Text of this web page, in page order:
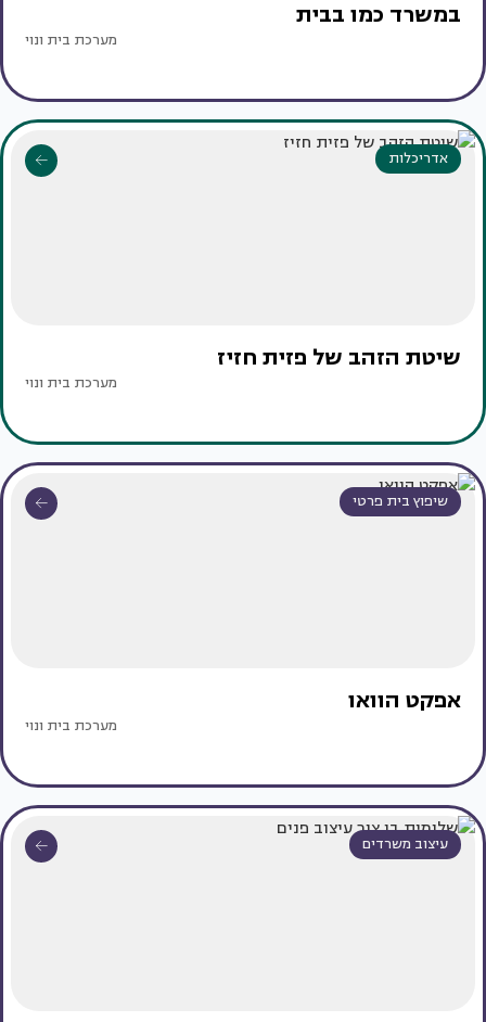
במשרד כמו בבית
מערכת בית ונוי
אדריכלות
שיטת הזהב של פזית חזיז
מערכת בית ונוי
שיפוץ בית פרטי
אפקט הוואו
מערכת בית ונוי
עיצוב משרדים